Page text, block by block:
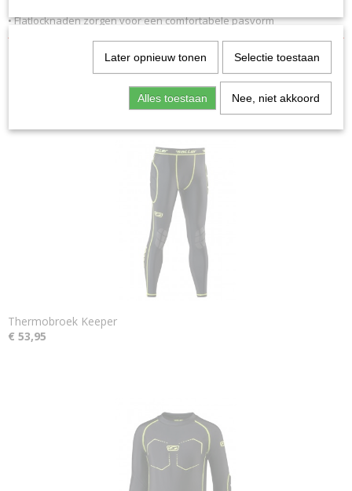
• Flatlocknaden zorgen voor een comfortabele pasvorm
Thermobroek Keeper
€ 53,95
Later opnieuw tonen Selectie toestaan
Alles toestaan Nee, niet akkoord